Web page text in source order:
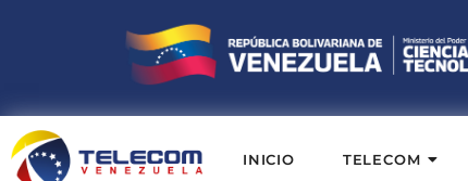
INICIO TELECOM